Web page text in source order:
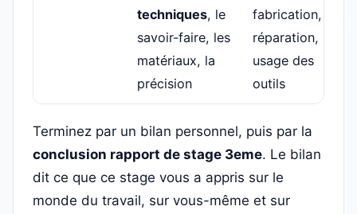
techniques, le
savoir-faire, les
matériaux, la
précision
fabrication,
réparation,
usage des
outils
Terminez par un bilan personnel, puis par la
conclusion rapport de stage 3eme. Le bilan
dit ce que ce stage vous a appris sur le
monde du travail, sur vous-même et sur